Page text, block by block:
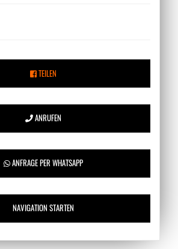
TEILEN
ANRUFEN
ANFRAGE PER WHATSAPP
NAVIGATION STARTEN